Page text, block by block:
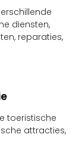
diensten,
reparaties,
toeristische
attracties,